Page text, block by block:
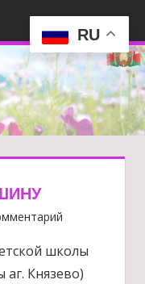
школы
аг. Князево)
RU